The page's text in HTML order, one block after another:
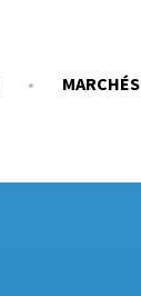
MARCHÉS